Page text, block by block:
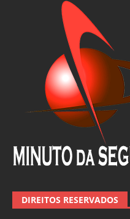
DIREITOS RESERVADOS